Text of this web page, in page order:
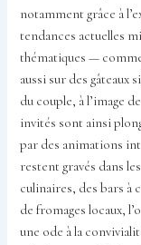
notamment grâce à
tendances actuelles
thématiques —
aussi sur des gâteaux
du couple, à l’image
invités sont ainsi
par des animations
restent gravés dans
culinaires, des bars à
de fromages locaux,
une ode à la